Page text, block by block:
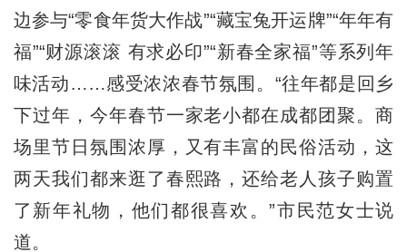
边参与“零食年货大作战”“藏宝兔开运牌”“年年有
福”“财源滚滚 有求必印”“新春全家福”等系列年
味活动……感受浓浓春节氛围。“往年都是回乡
下过年，今年春节一家老小都在成都团聚。商
场里节日氛围浓厚，又有丰富的民俗活动，这
两天我们都来逛了春熙路，还给老人孩子购置
了新年礼物，他们都很喜欢。”市民范女士说
道。